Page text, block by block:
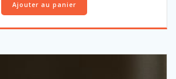
Ajouter au panier